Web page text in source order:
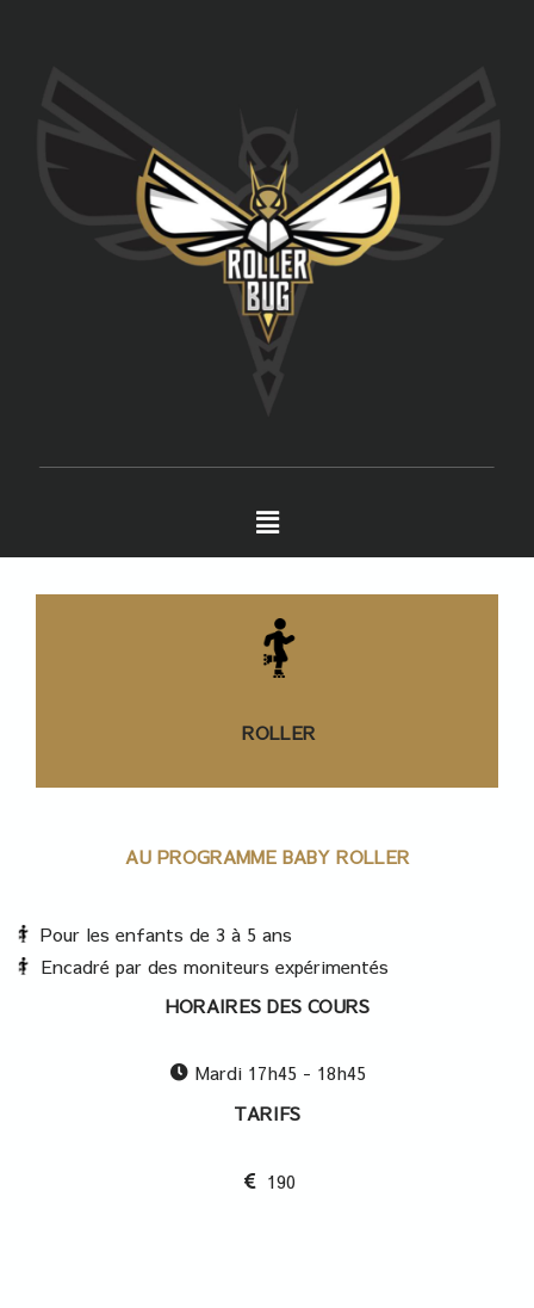
ROLLER
AU PROGRAMME BABY ROLLER
Pour les enfants de 3 à 5 ans
Encadré par des moniteurs expérimentés
HORAIRES DES COURS
Mardi 17h45 - 18h45
TARIFS
190